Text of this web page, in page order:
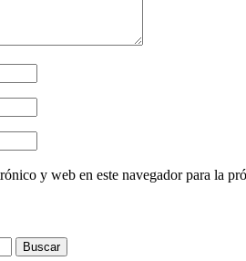
y web en este navegador para la